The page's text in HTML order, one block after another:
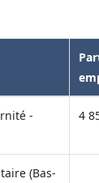
-
4
(Bas-